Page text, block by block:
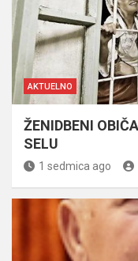
AKTUELNO
ŽENIDBENI
SELU
1 sedmica ago